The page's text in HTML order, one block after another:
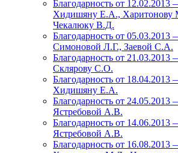
Благодарность от 12.02.2013
Хидишяну Е.А., Харитонову
Чекалюку В.Д.
Благодарность от 05.03.2013
Симоновой Л.Г., Заевой С.А.
Благодарность от 21.03.2013
Склярову С.О.
Благодарность от 18.04.2013
Хидишяну Е.А.
Благодарность от 24.05.2013
Ястребовой А.В.
Благодарность от 14.06.2013
Ястребовой А.В.
Благодарность от 16.08.2013